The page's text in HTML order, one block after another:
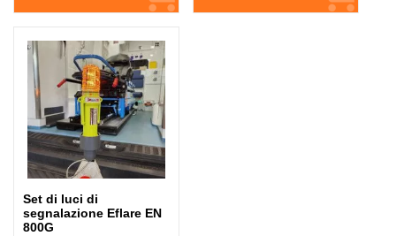
Set di luci di
segnalazione Eflare EN
800G